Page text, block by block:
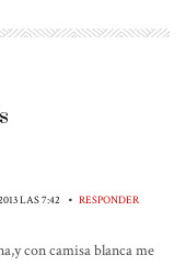
LAS 7:42 • RESPONDER
con camisa blanca me